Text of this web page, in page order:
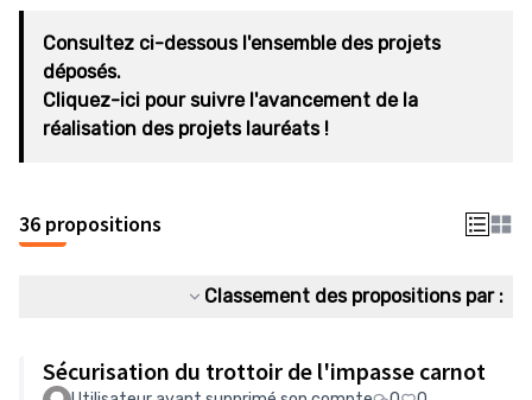
Consultez ci-dessous l'ensemble des projets
déposés.
Cliquez-ici pour suivre l'avancement de la
réalisation des projets lauréats !
36 propositions
Classement des propositions par :
Sécurisation du trottoir de l'impasse carnot